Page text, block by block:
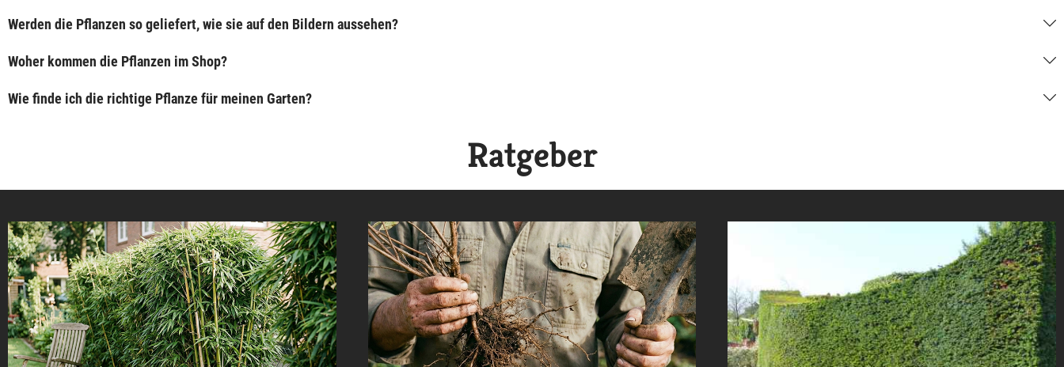
Werden die Pflanzen so geliefert, wie sie auf den Bildern aussehen?
Woher kommen die Pflanzen im Shop?
Wie finde ich die richtige Pflanze für meinen Garten?
Ratgeber